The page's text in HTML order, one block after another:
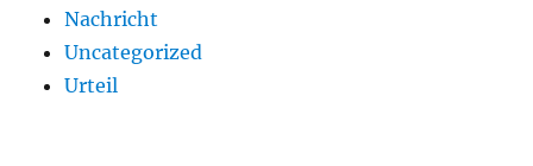
Nachricht
Uncategorized
Urteil